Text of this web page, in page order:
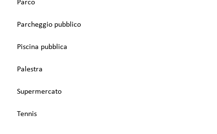
Parco
Parcheggio pubblico
Piscina pubblica
Palestra
Supermercato
Tennis